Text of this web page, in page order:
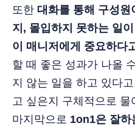
또한 대화를 통해 구성원
지, 몰입하지 못하는 일
이 매니저에게 중요하다
할 때 좋은 성과가 나올
지 않는 일을 하고 있다
고 싶은지 구체적으로 물
마지막으로 1on1은 잘하